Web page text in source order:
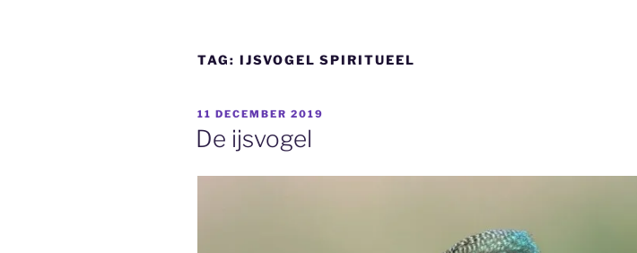
TAG: IJSVOGEL SPIRITUEEL
GEPLAATST
OP
11 DECEMBER 2019
De ijsvogel